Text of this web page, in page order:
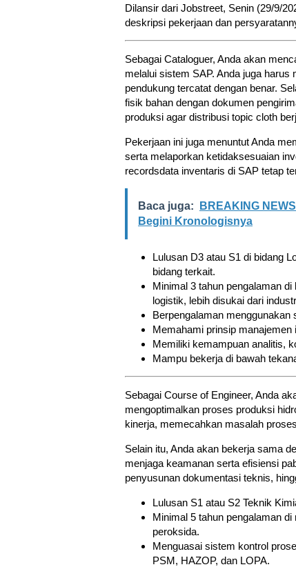
Dilansir dari Jobstreet, Senin (29/9/
deskripsi pekerjaan dan
Sebagai Cataloguer, Anda akan
melalui sistem SAP. Anda juga
pendukung tercatat dengan benar.
fisik bahan dengan dokumen
produksi agar distribusi topic cloth
Pekerjaan ini juga menuntut Anda
serta melaporkan ketidaksesuaian
recordsdata inventaris di SAP tetap
Baca juga:
BREAKING
Begini Kronologisnya
Lulusan D3 atau S1 di bidang
bidang terkait.
Minimal 3 tahun pengalaman
logistik, lebih disukai dari
Berpengalaman menggunakan
Memahami prinsip
Memiliki kemampuan analitis,
Mampu bekerja di bawah
Sebagai Course of Engineer, Anda
mengoptimalkan proses produksi
kinerja, memecahkan masalah
Selain itu, Anda akan bekerja sama
menjaga keamanan serta efisiensi
penyusunan dokumentasi teknis,
Lulusan S1 atau S2 Teknik
Minimal 5 tahun pengalaman
peroksida.
Menguasai sistem kontrol
PSM, HAZOP, dan LOPA.